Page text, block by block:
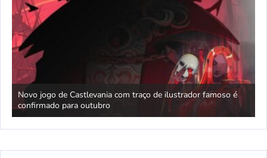
Novo jogo de Castlevania com traço de ilustrador famoso é
confirmado para outubro